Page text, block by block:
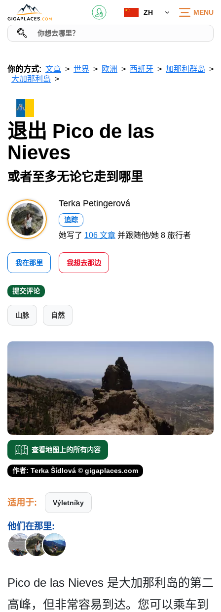
ZH MENU
你的方式: 文章 世界 欧洲 西班牙
加那利群岛
大加那利岛
退出 Pico de las
Nieves
或者至多无论它走到哪里
Terka Petingerová
追踪
她写了 106 文章 并跟随他/她 8 旅行者
我在那里 我想去那边
提交评论
山脉 自然
查看地图上的所有内容
作者: Terka Šídlová © gigaplaces.com
适用于: Výletníky
他们在那里:
Pico de las Nieves 是大加那利岛的第二
高峰，但­非常容易到达。您可以乘车到